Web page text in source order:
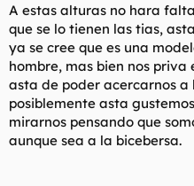
d
e
l
t
e
m
a
i
c
i
o
A estas alturas no hara
que se lo tienen las tias,
ya se cree que es una
hombre, mas bien nos
asta de poder acercarnos
posiblemente asta
mirarnos pensando que
aunque sea a la bicebersa.